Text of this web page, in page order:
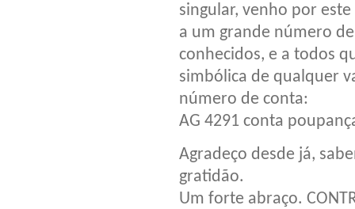
singular, venho por
a um grande número
conhecidos, e a todos
simbólica de qualquer
número de conta:
AG 4291 conta
Agradeço desde já,
gratidão.
Um forte abraço.